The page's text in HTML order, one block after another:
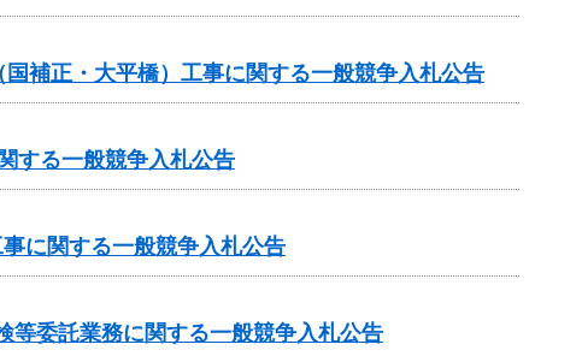
補正・大平橋）工事に関する一般競争入札公告
する一般競争入札公告
に関する一般競争入札公告
等委託業務に関する一般競争入札公告